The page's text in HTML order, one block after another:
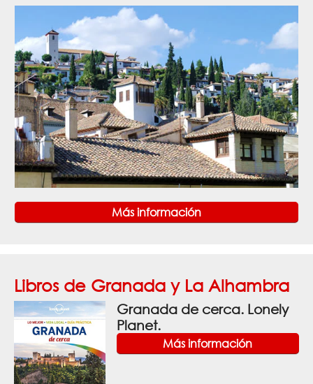
Más información
Libros de Granada y La Alhambra
Granada de cerca. Lonely
Planet.
Más información